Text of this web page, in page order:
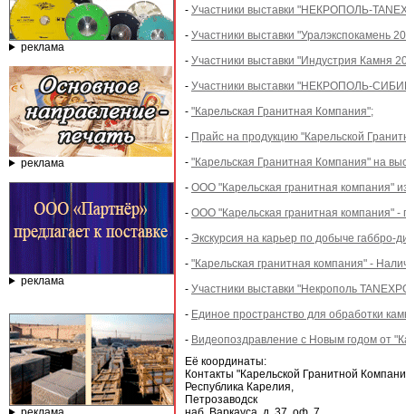
реклама
реклама
реклама
- Участники выставки "НЕКРОПОЛЬ-
- Участники выставки "Уралэкспокамень
- Участники выставки "Индустрия Камня
- Участники выставки "НЕКРОПОЛЬ-
- "Карельская Гранитная Компания";
- Прайс на продукцию "Карельской
- "Карельская Гранитная Компания" на
- ООО "Карельская гранитная компания"
- ООО "Карельская гранитная компания" -
- Экскурсия на карьер по добыче
- "Карельская гранитная компания" -
- Участники выставки "Некрополь
- Единое пространство для обработки
- Видеопоздравление с Новым годом от
Её координаты:
Контакты "Карельской Гранитной
Республика Карелия,
Петрозаводск